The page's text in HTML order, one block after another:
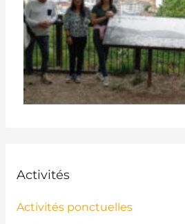
Activités
Activités ponctuelles